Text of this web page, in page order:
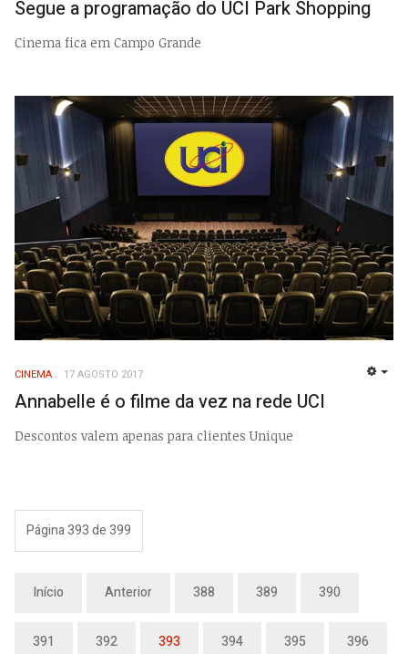
Segue a programação do UCI Park Shopping
Cinema fica em Campo Grande
CINEMA 17 AGOSTO 2017
Annabelle é o filme da vez na rede UCI
Descontos valem apenas para clientes Unique
Página 393 de 399
Início Anterior 388 389 390
391 392 393 394 395 396